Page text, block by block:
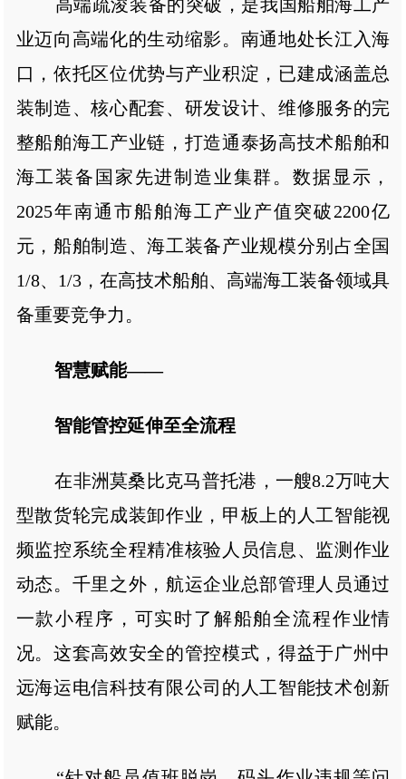
高端疏浚装备的突破，是我国船舶海工产
业迈向高端化的生动缩影。南通地处长江入海
口，依托区位优势与产业积淀，已建成涵盖总
装制造、核心配套、研发设计、维修服务的完
整船舶海工产业链，打造通泰扬高技术船舶和
海工装备国家先进制造业集群。数据显示，
2025年南通市船舶海工产业产值突破2200亿
元，船舶制造、海工装备产业规模分别占全国
1/8、1/3，在高技术船舶、高端海工装备领域具
备重要竞争力。
智慧赋能——
智能管控延伸至全流程
在非洲莫桑比克马普托港，一艘8.2万吨大
型散货轮完成装卸作业，甲板上的人工智能视
频监控系统全程精准核验人员信息、监测作业
动态。千里之外，航运企业总部管理人员通过
一款小程序，可实时了解船舶全流程作业情
况。这套高效安全的管控模式，得益于广州中
远海运电信科技有限公司的人工智能技术创新
赋能。